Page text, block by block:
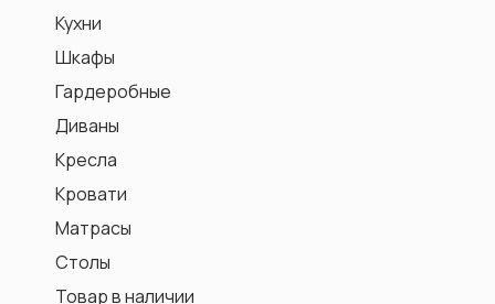
Кресла
Кровати
Диваны
Шкафы
Гардеробные
Кухни
Столы
Матрасы
Товар в наличии